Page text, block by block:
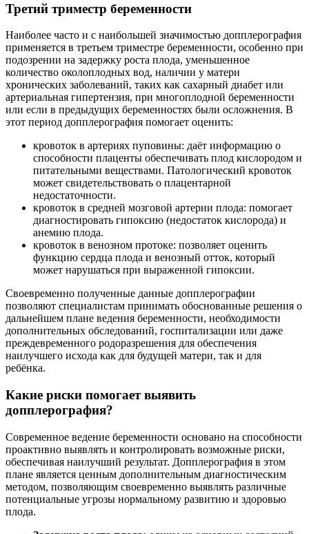
Третий триместр беременности
Наиболее часто и с наибольшей значимостью допплерография
применяется в третьем триместре беременности, особенно при
подозрении на задержку роста плода, уменьшенное
количество околоплодных вод, наличии у матери
хронических заболеваний, таких как сахарный диабет или
артериальная гипертензия, при многоплодной беременности
или если в предыдущих беременностях были осложнения. В
этот период допплерография помогает оценить:
кровоток в артериях пуповины: даёт информацию о
способности плаценты обеспечивать плод кислородом и
питательными веществами. Патологический кровоток
может свидетельствовать о плацентарной
недостаточности.
кровоток в средней мозговой артерии плода: помогает
диагностировать гипоксию (недостаток кислорода) и
анемию плода.
кровоток в венозном протоке: позволяет оценить
функцию сердца плода и венозный отток, который
может нарушаться при выраженной гипоксии.
Своевременно полученные данные допплерографии
позволяют специалистам принимать обоснованные решения о
дальнейшем плане ведения беременности, необходимости
дополнительных обследований, госпитализации или даже
преждевременного родоразрешения для обеспечения
наилучшего исхода как для будущей матери, так и для
ребёнка.
Какие риски помогает выявить
допплерография?
Современное ведение беременности основано на способности
проактивно выявлять и контролировать возможные риски,
обеспечивая наилучший результат. Допплерография в этом
плане является ценным дополнительным диагностическим
методом, позволяющим своевременно выявлять различные
потенциальные угрозы нормальному развитию и здоровью
плода.